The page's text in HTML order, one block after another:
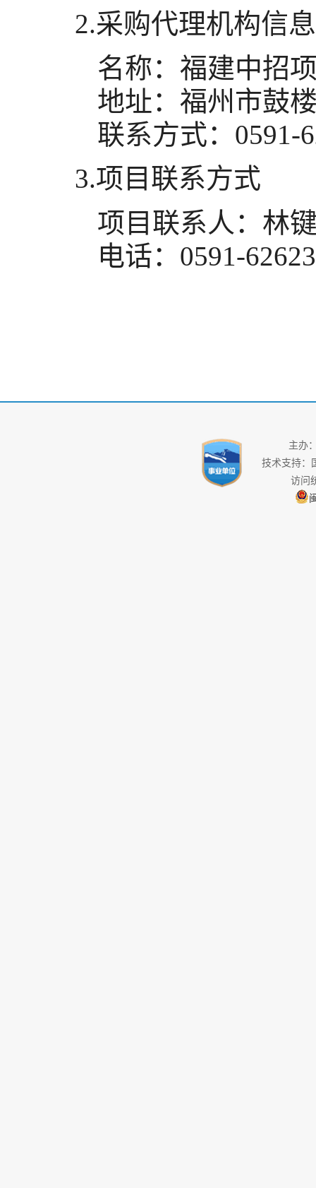
2.采购代理机构信息
名称： 福建中招
地址： 福州市鼓
联系方式： 0591-
3.项目联系方式
项目联系人： 林
电话： 0591-
主办
技术支持：
访问